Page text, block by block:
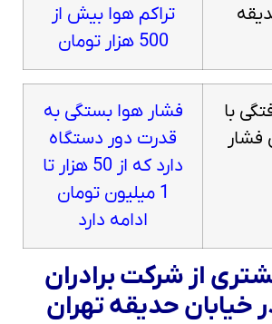
تراکم هوا بیش از
500 هزار تومان
با
فشار
فشار هوا بستگی به
قدرت دور دستگاه
دارد که از 50 هزار تا
1 میلیون تومان
ادامه دارد
از شرکت برادران
خیابان حدیقه تهران